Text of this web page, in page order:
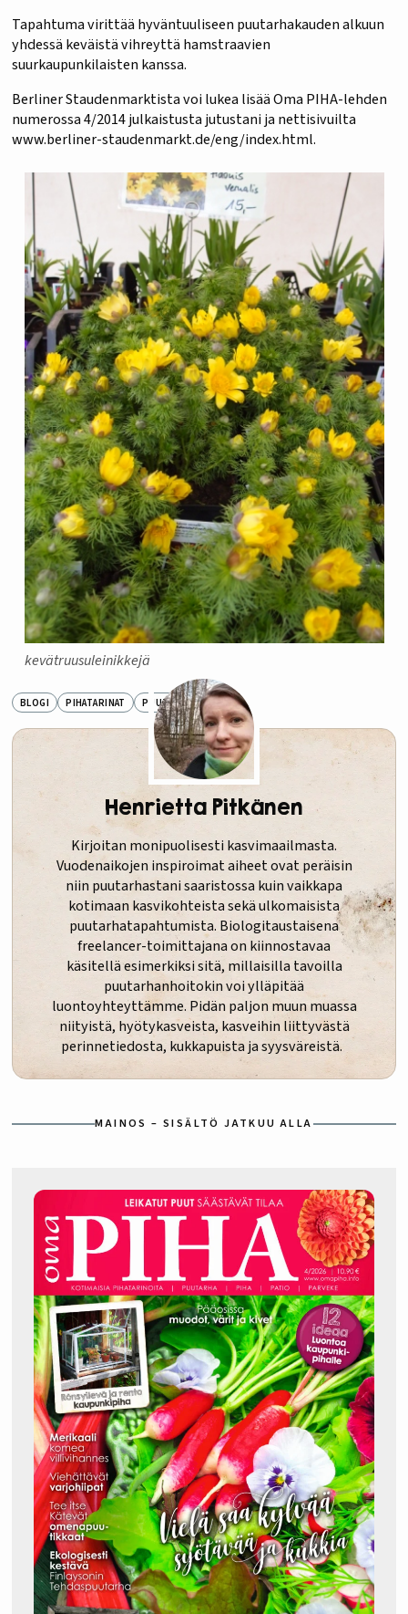
Tapahtuma virittää hyväntuuliseen puutarhakauden alkuun
yhdessä keväistä vihreyttä hamstraavien
suurkaupunkilaisten kanssa.
Berliner Staudenmarktista voi lukea lisää Oma PIHA-lehden
numerossa 4/2014 julkaistusta jutustani ja nettisivuilta
www.berliner-staudenmarkt.de/eng/index.html.
kevätruusuleinikkejä
BLOGI PIHATARINAT PUUTARHAMATKA
Henrietta Pitkänen
Kirjoitan monipuolisesti kasvimaailmasta.
Vuodenaikojen inspiroimat aiheet ovat peräisin
niin puutarhastani saaristossa kuin vaikkapa
kotimaan kasvikohteista sekä ulkomaisista
puutarhatapahtumista. Biologitaustaisena
freelancer-toimittajana on kiinnostavaa
käsitellä esimerkiksi sitä, millaisilla tavoilla
puutarhanhoitokin voi ylläpitää
luontoyhteyttämme. Pidän paljon muun muassa
niityistä, hyötykasveista, kasveihin liittyvästä
perinnetiedosta, kukkapuista ja syysväreistä.
MAINOS – SISÄLTÖ JATKUU ALLA